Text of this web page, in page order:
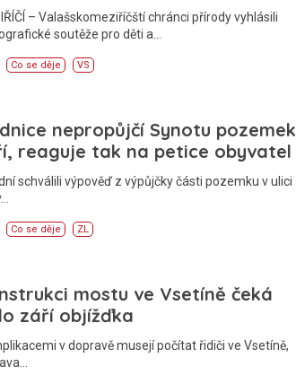
– Valašskomeziříčští chránci přírody vyhlásili
soutěže pro děti a…
Co se děje VS
nepropůjčí Synotu pozemek
reaguje tak na petice obyvatel
schválili výpověď z výpůjčky části pozemku v ulici
Co se děje ZL
mostu ve Vsetíně čeká
září objížďka
v dopravě musejí počítat řidiči ve Vsetíně,